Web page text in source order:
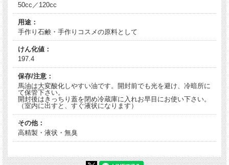
50cc／120cc
用途：
手作り石鹸・手作りコスメの原料として
けん化値：
197.4
保存/注意：
馬油は大変酸化しやすい油です。開封前でも光を避け、冷暗所に
て保管下さい。
開封後はきっちり蓋を閉め冷蔵庫に入れお早目にお使い下さい。
（室内に出すと、すぐ液状になります）
その他：
高精製・液状・無臭